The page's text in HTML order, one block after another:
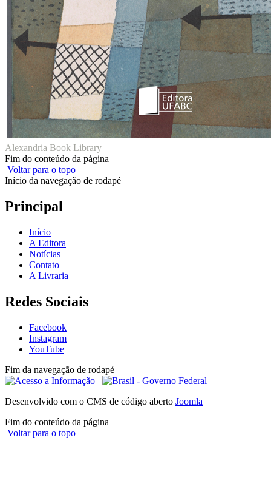
Alexandria Book Library
Fim do conteúdo da página
Voltar para o topo
Início da navegação de rodapé
Principal
Início
A Editora
Notícias
Contato
A Livraria
Redes Sociais
Facebook
Instagram
YouTube
Fim da navegação de rodapé
Desenvolvido com o CMS de código aberto Joomla
Fim do conteúdo da página
Voltar para o topo